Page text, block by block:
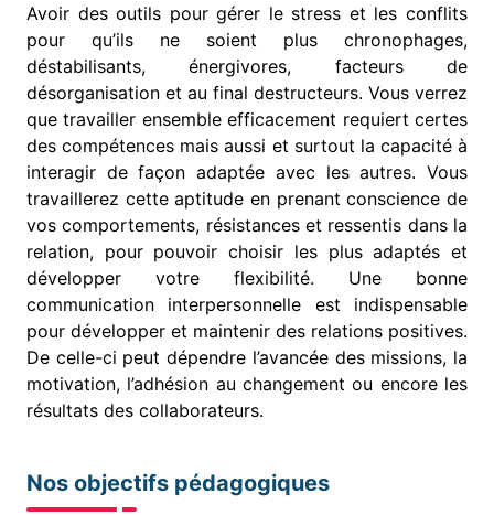
Avoir des outils pour gérer le stress et les conflits
pour qu’ils ne soient plus chronophages,
déstabilisants, énergivores, facteurs de
désorganisation et au final destructeurs. Vous verrez
que travailler ensemble efficacement requiert certes
des compétences mais aussi et surtout la capacité à
interagir de façon adaptée avec les autres. Vous
travaillerez cette aptitude en prenant conscience de
vos comportements, résistances et ressentis dans la
relation, pour pouvoir choisir les plus adaptés et
développer votre flexibilité. Une bonne
communication interpersonnelle est indispensable
pour développer et maintenir des relations positives.
De celle-ci peut dépendre l’avancée des missions, la
motivation, l’adhésion au changement ou encore les
résultats des collaborateurs.
Nos objectifs pédagogiques